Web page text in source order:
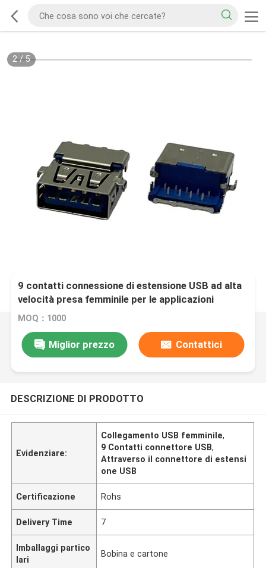
2/5
9 contatti connessione di estensione USB ad alta
velocità presa femminile per le applicazioni
attraverso il foro
MOQ：1000
Miglior prezzo Contattici
DESCRIZIONE DI PRODOTTO
Evidenziare:
Collegamento USB femminile,
9 Contatti connettore USB,
Attraverso il connettore di estensi
one USB
Certificazione Rohs
Delivery Time 7
Imballaggi partico
lari
Bobina e cartone